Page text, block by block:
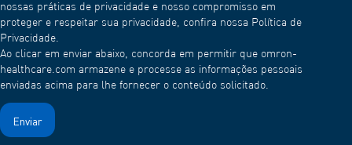
nossas práticas de privacidade e nosso compromisso em
proteger e respeitar sua privacidade, confira nossa Política de
Privacidade.
Ao clicar em enviar abaixo, concorda em permitir que omron-
healthcare.com armazene e processe as informações pessoais
enviadas acima para lhe fornecer o conteúdo solicitado.